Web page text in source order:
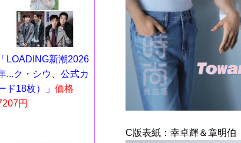
「LOADING新潮2026
...ク・シウ、公式カ
ド18枚）」 価格
円
C版表紙：幸卓輝＆章明伯